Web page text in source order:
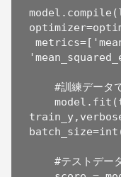
metrics=['mean_absolute_error',
    #訓練データでトレーニング
    model.fit(train_x,
    #テストデータで精度を確認